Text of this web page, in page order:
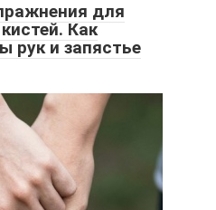
для
Как
рук и запястье